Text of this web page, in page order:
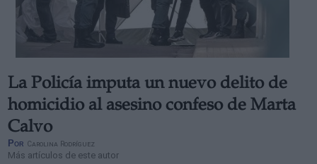
La Policía imputa un nuevo delito de
homicidio al asesino confeso de Marta
Calvo
Por Carolina Rodríguez
Más artículos de este autor